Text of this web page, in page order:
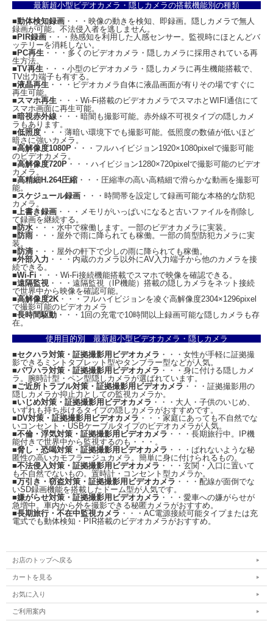
記録メディアにはコスパの高いmicroSDカードを採用。MAX256GBまで対応してお
最大限に活かすなら32GBがオススメです。メモリ残量が無くなると、古いファイ
ルから削除して自動的に録画を継続してくれる上書き録画を採用しております。
※microSDHCカードの相性保証は行っておりません。弊社では、Transcend製
class10UHS-Iモデルで動作確認を取っております。
● タイムインサート機能！
本機は、捜査・調査において必須の機能である日付写し込み機能を搭載。撮影され
た映像の信頼性が更に高くなります。時刻設定もPC上のメモ帳の修正で、簡単に
行えます。
●かんたん操作！
3秒間長押しで、電源オン。ワンクリックで写真撮影、ダブルクリックで動画撮
影。3秒間長押しで動画保存後に電源オフ。至ってシンプルな操作性で、どなたで
もかんたんにご利用いただけます。
最新超小型ビデオカメラ・隠しカメラの搭載機能別の種類
■動体検知録画 ・・・映像の動きを検知、即録画。隠しカメラで無人
録画が可能。不法侵入者を逃しません。
■ PIR録画 ・・・熱感知を利用した人感センサー。監視時にほとんどバ
ッテリーを消耗しない。
■ PC再生 ・・・多くのビデオカメラ・隠しカメラに採用されている再
生方法。
■TV再生 ・・・小型のビデオカメラ・隠しカメラに再生機能搭載で、
TV出力端子も有する。
■液晶再生 ・・・ビデオカメラ自体に液晶画面が有りその場ですぐに
再生可能。
■スマホ再生 ・・・Wi-Fi搭載のビデオカメラでスマホとWIFI通信にて
スマホ画面に再生可能。
■暗視赤外線 ・・・暗闇も撮影可能。赤外線不可視タイプの隠しカメ
ラもあります。
■低照度 ・・・薄暗い環境下でも撮影可能。低照度の数値が低いほど
暗さに強いカメラ。
■高解像度1080P ・・・フルハイビジョン1920×1080pixelで撮影可能
のビデオカメラ。
■高解像度720P ・・・ハイビジョン1280×720pixelで撮影可能のビデオ
カメラ。
■高精細H.264圧縮 ・・・圧縮率の高い高精細で滑らかな動画を撮影可
能。
■スケジュール録画 ・・・時間帯を設定して録画可能な本格的な防犯
カメラ。
■上書き録画 ・・・メモリがいっぱいになると古いファイルを削除し
て録画を継続する。
■ 防水 ・・・水中で稼働します。一部のビデオカメラに実装。
■ 防雨 ・・・屋外で雨に降られても稼働。一部の筒型防犯カメラに実
装。
■ 防滴 ・・・屋外の軒下で少しの雨に降られても稼働。
■外部入力 ・・・内蔵のカメラ以外にAV入力端子から他のカメラを接
続できる。
■Wi-Fi ・・・Wi-Fi接続機能搭載でスマホで映像を確認できる。
■遠隔監視・・・遠隔監視（IP機能）搭載の隠しカメラをネット接続
で世界中から映像を確認可能。
■高解像度2K ・・・フルハイビジョンを凌ぐ高解像度2304×1296pixel
で撮影可能のビデオカメラ
■長時間駆動 ・・・1回の充電で10時間以上録画可能な隠しカメラも存
在。
使用目的別 最新超小型ビデオカメラ・隠しカメラ
■セクハラ対策・証拠撮影用ビデオカメラ ・・・女性が手軽に証拠撮
影できるミントタブレット型やタンブラー型などが人気。
■パワハラ対策・証拠撮影用ビデオカメラ ・・・身に付ける隠しカメ
ラ。腕時計型・ペン型隠しカメラが選ばれています。
■ご近所トラブル対策・証拠撮影用ビデオカメラ ・・・証拠撮影用の
隠しカメラか抑止力としての監視カメラか。
■いじめ対策・証拠撮影用ビデオカメラ ・・・大人・子供のいじめ、
いずれも持ち歩けるタイプの隠しカメラがおすすめです。
■ DV対策・証拠撮影用ビデオカメラ ・・・家庭にあっても不自然でな
いコンセント・USBケーブルタイプのビデオカメラが人気。
■不倫・浮気対策・証拠撮影用ビデオカメラ ・・・長期旅行中。IP機
能付きで世界中から監視するのも・・・。
■脅し・恐喝対策・証拠撮影用ビデオカメラ ・・・ばれないような秘
匿性の高いカモフラージュカメラ。簡単に身に付けられるもの。
■不法侵入対策・証拠撮影用ビデオカメラ ・・・玄関・入口に置いて
も不自然でないもの。置時計・コンセント型カメラか。
■万引き・窃盗対策・証拠撮影用ビデオカメラ ・・・配線が面倒でな
いSD録画機能を搭載したドーム型が人気です。
■嫌がらせ対策・証拠撮影用ビデオカメラ ・・・愛車への嫌がらせが
急増中。車内から外を撮影できる秘匿カメラがおすすめ。
■長期旅行・不在中監視カメラ ・・・AC電源接続可能タイプまたは充
電式でも動体検知・PIR搭載のビデオカメラがおすすめ。
お店のトップへ戻る
カートを見る
お気に入り
ご利用案内